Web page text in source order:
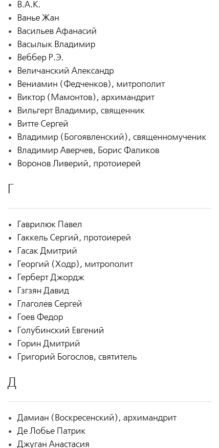
В.А.К.
Ванье Жан
Васильев Афанасий
Васылык Владимир
Веббер Р.Э.
Величанский Александр
Вениамин (Федченков), митрополит
Виктор (Мамонтов), архимандрит
Вильгерт Владимир, священник
Витте Сергей
Владимир (Богоявленский), священномученик
Владимир Аверчев, Борис Фаликов
Воронов Ливерий, протоиерей
Г
Гаврилюк Павел
Гаккель Сергий, протоиерей
Гасак Дмитрий
Георгий (Ходр), митрополит
Герберт Джордж
Гзгзян Давид
Глаголев Сергей
Гоев Федор
Голубинский Евгений
Горин Дмитрий
Григорий Богослов, святитель
Д
Дамиан (Воскресенский), архимандрит
Де Лобье Патрик
Джуган Анастасия